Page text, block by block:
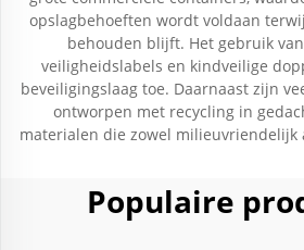
opslagbehoeften wordt voldaan
behouden blijft. Het gebruik
veiligheidslabels en kindveilige
beveiligingslaag toe. Daarnaast zijn
ontworpen met recycling in
materialen die zowel milieuvriendelijk
Populaire